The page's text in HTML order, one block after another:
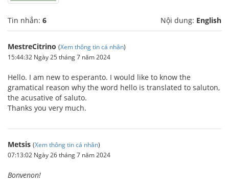
Tin nhắn: 6 Nội dung: English
MestreCitrino (Xem thông tin cá nhân)
15:44:32 Ngày 25 tháng 7 năm 2024
Hello. I am new to esperanto. I would like to know the
gramatical reason why the word hello is translated to saluton,
the acusative of saluto.
Thanks you very much.
Metsis (Xem thông tin cá nhân)
07:13:02 Ngày 26 tháng 7 năm 2024
Bonvenon!